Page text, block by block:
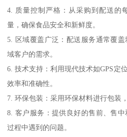
4. 质量控制严格：从采购到配送的
量，确保食品安全和新鲜度。
5. 区域覆盖广泛：配送服务通常覆
域客户的需求。
6. 技术支持：利用现代技术如GPS定
效率和准确性。
7. 环保包装：采用环保材料进行包装
8. 客户服务：提供良好的售前、售
过程中遇到的问题。